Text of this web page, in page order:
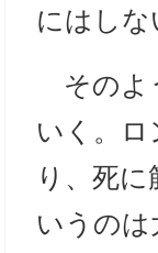
にはしな
そのよ
いく。
り、死
いうのは